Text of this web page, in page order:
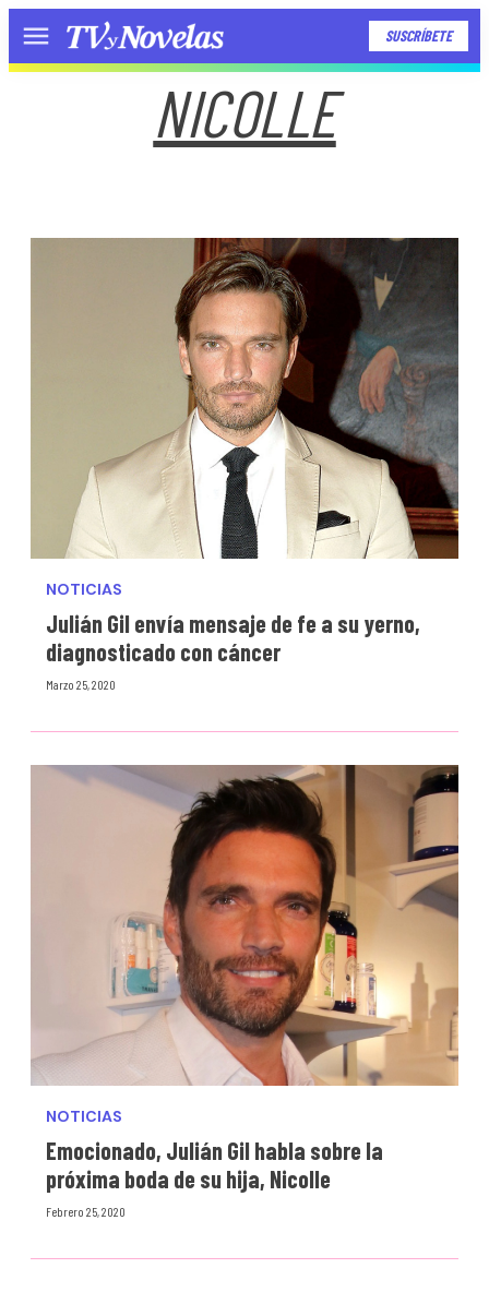
Menú SUSCRÍBETE
NICOLLE
NOTICIAS
Julián Gil envía mensaje de fe a su yerno,
diagnosticado con cáncer
Marzo 25, 2020
NOTICIAS
Emocionado, Julián Gil habla sobre la
próxima boda de su hija, Nicolle
Febrero 25, 2020